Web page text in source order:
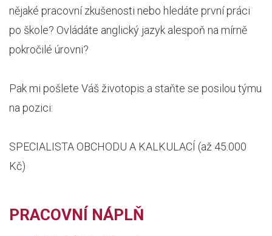
nějaké pracovní zkušenosti nebo hledáte první práci
po škole? Ovládáte anglický jazyk alespoň na mírně
pokročilé úrovni?
Pak mi pošlete Váš životopis a staňte se posilou týmu
na pozici:
SPECIALISTA OBCHODU A KALKULACÍ (až 45.000
Kč)
PRACOVNÍ NÁPLŇ